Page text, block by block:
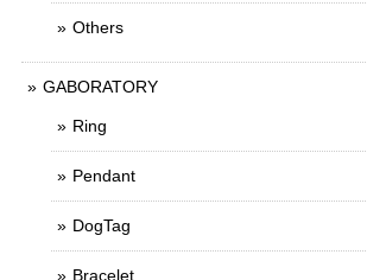
Others
GABORATORY
Ring
Pendant
DogTag
Bracelet